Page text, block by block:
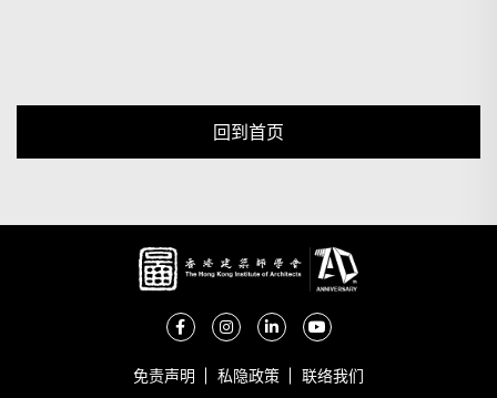
回到首页
免责声明 私隐政策 联络我们